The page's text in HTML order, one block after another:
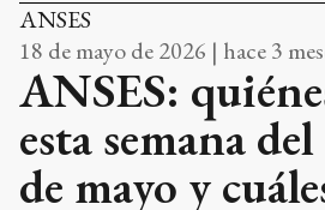
ANSES
18 de mayo de 2026 | hace 3
ANSES:
esta semana
de mayo y